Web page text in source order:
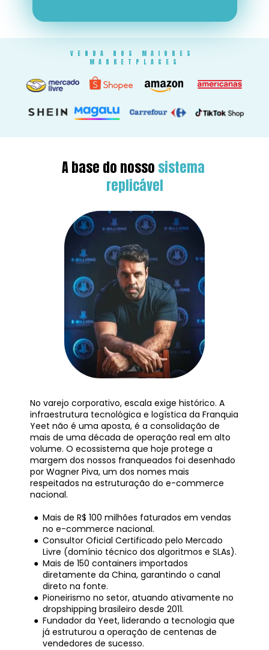
VENDA NOS MAIORES
MARKETPLACES
A base do nosso sistema
replicável
No varejo corporativo, escala exige histórico. A
infraestrutura tecnológica e logística da Franquia
Yeet não é uma aposta, é a consolidação de
mais de uma década de operação real em alto
volume. O ecossistema que hoje protege a
margem dos nossos franqueados foi desenhado
por Wagner Piva, um dos nomes mais
respeitados na estruturação do e-commerce
nacional.
Mais de R$ 100 milhões faturados em vendas
no e-commerce nacional.
Consultor Oficial Certificado pelo Mercado
Livre (domínio técnico dos algoritmos e SLAs).
Mais de 150 containers importados
diretamente da China, garantindo o canal
direto na fonte.
Pioneirismo no setor, atuando ativamente no
dropshipping brasileiro desde 2011.
Fundador da Yeet, liderando a tecnologia que
já estruturou a operação de centenas de
vendedores de sucesso.